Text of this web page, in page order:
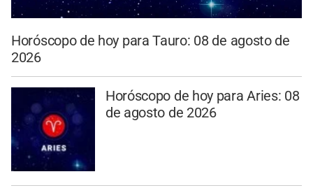
Horóscopo de hoy para Tauro: 08 de agosto de
2026
Horóscopo de hoy para Aries: 08
de agosto de 2026